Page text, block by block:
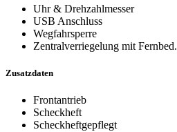
Uhr & Drehzahlmesser
USB Anschluss
Wegfahrsperre
Zentralverriegelung mit Fernbed.
Zusatzdaten
Frontantrieb
Scheckheft
Scheckheftgepflegt